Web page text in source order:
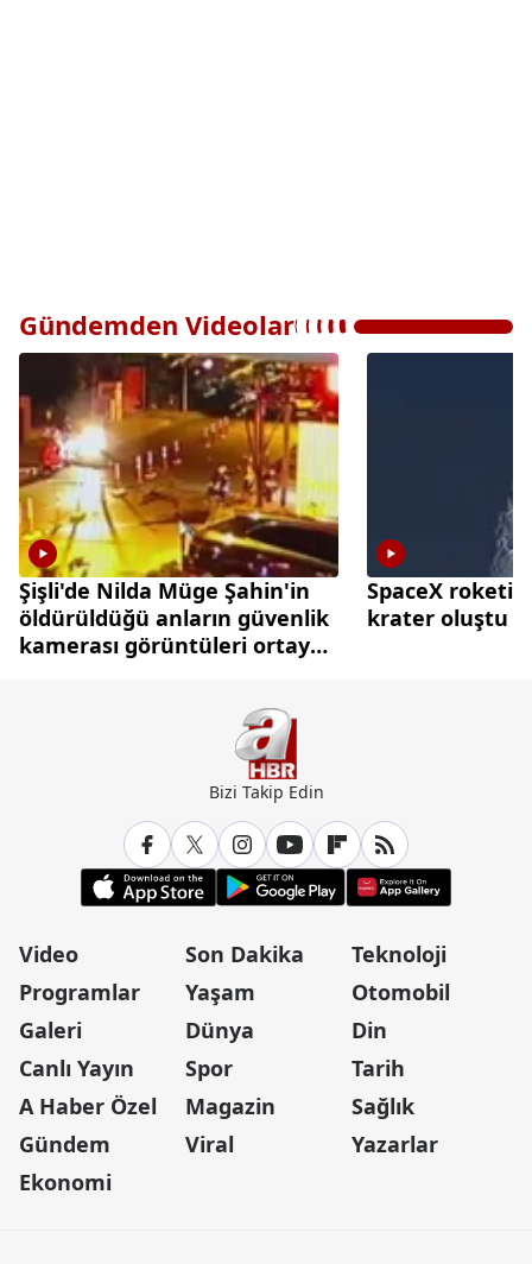
Gündemden Videolar
Şişli'de Nilda Müge Şahin'in
öldürüldüğü anların güvenlik
kamerası görüntüleri ortaya
SpaceX roketi
krater oluştu
Bizi Takip Edin
Video
Programlar
Galeri
Canlı Yayın
A Haber Özel
Gündem
Ekonomi
Son Dakika
Yaşam
Dünya
Spor
Magazin
Viral
Teknoloji
Otomobil
Din
Tarih
Sağlık
Yazarlar